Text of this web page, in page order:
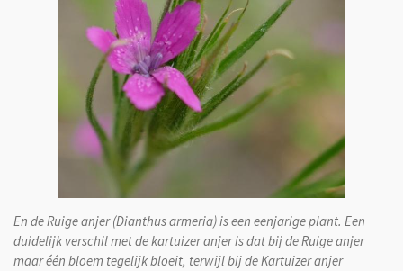
En de Ruige anjer (Dianthus armeria) is een eenjarige plant. Een
duidelijk verschil met de kartuizer anjer is dat bij de Ruige anjer
maar één bloem tegelijk bloeit, terwijl bij de Kartuizer anjer